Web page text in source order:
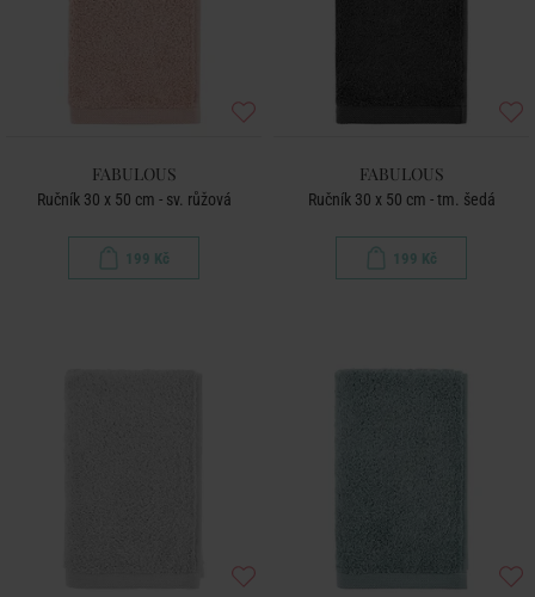
FABULOUS
Ručník 30 x 50 cm - sv. růžová
199 Kč
FABULOUS
Ručník 30 x 50 cm - tm. šedá
199 Kč